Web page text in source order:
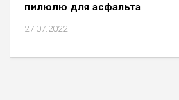
пилюлю для асфальта
27.07.2022